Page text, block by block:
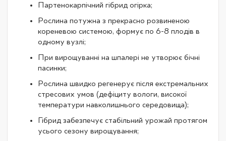
Партенокарпічний гібрид огірка;
Рослина потужна з прекрасно розвиненою
кореневою системою, формує по 6-8 плодів в
одному вузлі;
При вирощуванні на шпалері не утворює бічні
пасинки;
Рослина швидко регенерує після екстремальних
стресових умов (дефіциту вологи, високої
температури навколишнього середовища);
Гібрид забезпечує стабільний урожай протягом
усього сезону вирощування;